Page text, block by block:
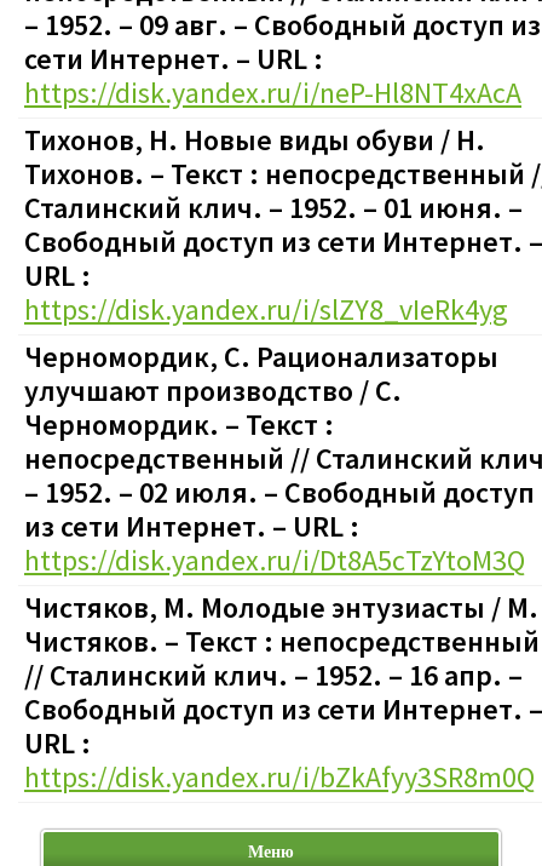
– 1952. – 09 авг. – Свободный доступ из
сети Интернет. – URL :
https://disk.yandex.ru/i/neP-Hl8NT4xAcA
Тихонов, Н. Новые виды обуви / Н.
Тихонов. – Текст : непосредственный
Сталинский клич. – 1952. – 01 июня. –
Свободный доступ из сети Интернет. –
URL :
https://disk.yandex.ru/i/slZY8_vIeRk4yg
Черномордик, С. Рационализаторы
улучшают производство / С.
Черномордик. – Текст :
непосредственный // Сталинский
– 1952. – 02 июля. – Свободный доступ
из сети Интернет. – URL :
https://disk.yandex.ru/i/Dt8A5cTzYtoM3Q
Чистяков, М. Молодые энтузиасты / М.
Чистяков. – Текст : непосредственный
// Сталинский клич. – 1952. – 16 апр. –
Свободный доступ из сети Интернет. –
URL :
https://disk.yandex.ru/i/bZkAfyy3SR8m0Q
Меню